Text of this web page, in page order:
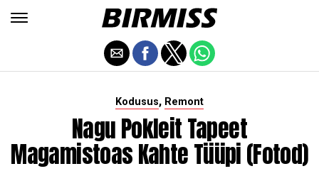
Kodusus, Remont
Nagu Pokleit Tapeet
Magamistoas Kahte Tüüpi (fotod)